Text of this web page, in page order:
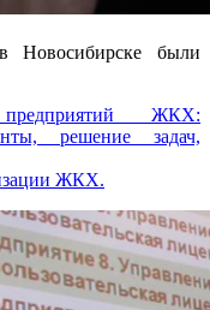
Новосибирске были
предприятий ЖКХ:
решение задач,
ЖКХ.